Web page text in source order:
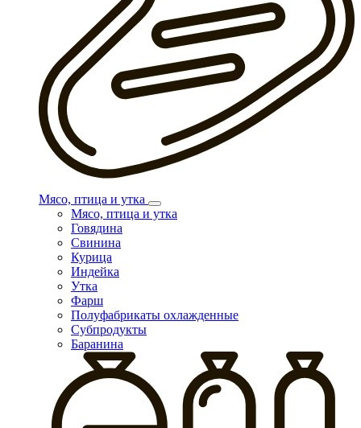
Мясо, птица и утка
Мясо, птица и утка
Говядина
Свинина
Курица
Индейка
Утка
Фарш
Полуфабрикаты охлажденные
Субпродукты
Баранина